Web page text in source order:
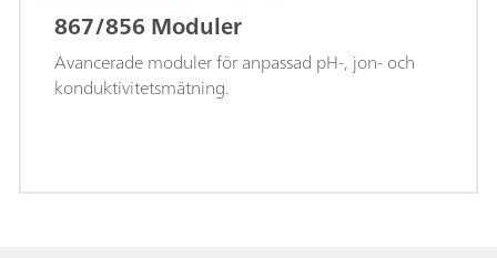
867/856 Moduler
Avancerade moduler för anpassad pH-, jon- och
konduktivitetsmätning.